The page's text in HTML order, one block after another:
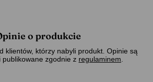
o produkcie
klientów, którzy nabyli produkt. Opinie są
publikowane zgodnie z regulaminem